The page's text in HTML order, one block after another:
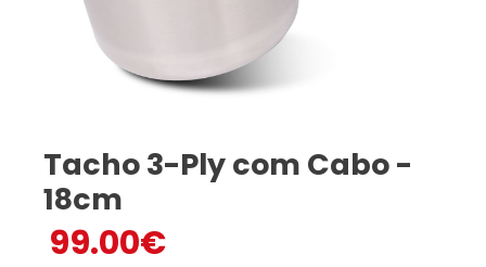
Tacho 3-Ply com Cabo -
18cm
99.00€